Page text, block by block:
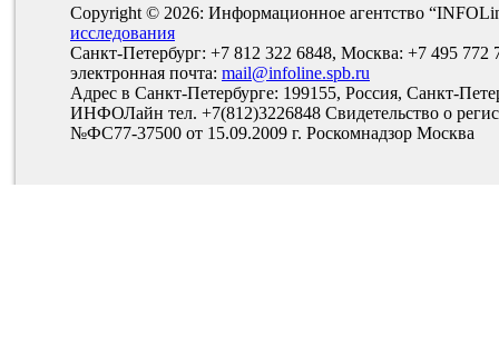
Copyright © 2026: Информационное агентство
исследования
Санкт-Петербург: +7 812 322 6848, Москва: +7 495 772
электронная почта: mail@infoline.spb.ru
Адрес в Санкт-Петербурге: 199155, Россия, Санкт-
ИНФОЛайн тел. +7(812)3226848 Свидетельство о
№ФС77-37500 от 15.09.2009 г. Роскомнадзор Москва